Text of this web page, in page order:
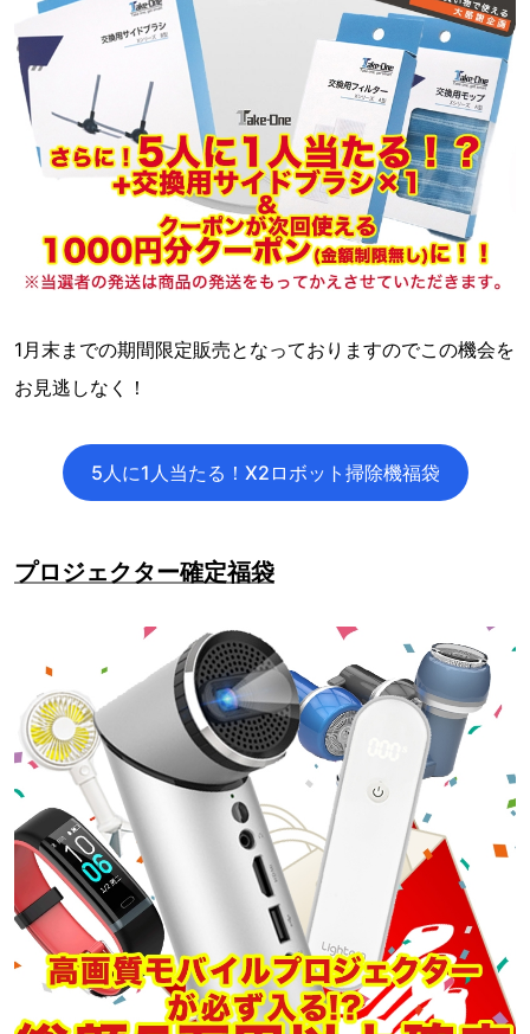
1月末までの期間限定販売となっておりますのでこの機会を
お見逃しなく！
5人に1人当たる！X2ロボット掃除機福袋
プロジェクター確定福袋